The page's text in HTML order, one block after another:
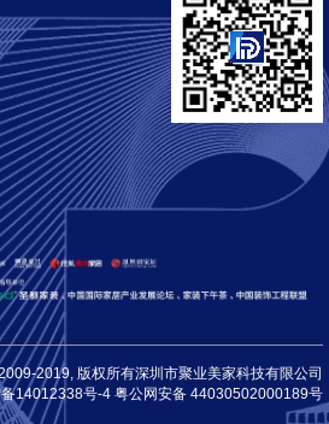
2019, 版权所有深圳市聚业美家科技有限公司
14012338号-4 粤公网安备 44030502000189号